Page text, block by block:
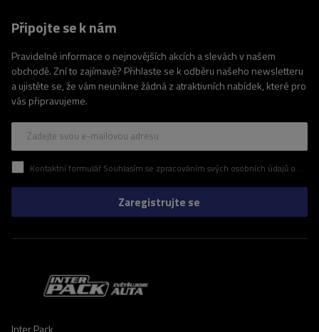
Připojte se k nám
Pravidelné informace o nejnovějších akcích a slevách v našem
obchodě. Zní to zajímavě? Přihlaste se k odběru našeho newsletteru
a ujistěte se, že vám neunikne žádná z atraktivních nabídek, které pro
vás připravujeme.
Zadejte svou e-mailovou adresu
Kontaktní formulář Souhlasím se zpracováním svých osobních údajů obsažených v kontaktním formuláři v souladu s nařízením Evropského parlamentu a Rady (EU)
Zaregistrujte se
Inter Pack